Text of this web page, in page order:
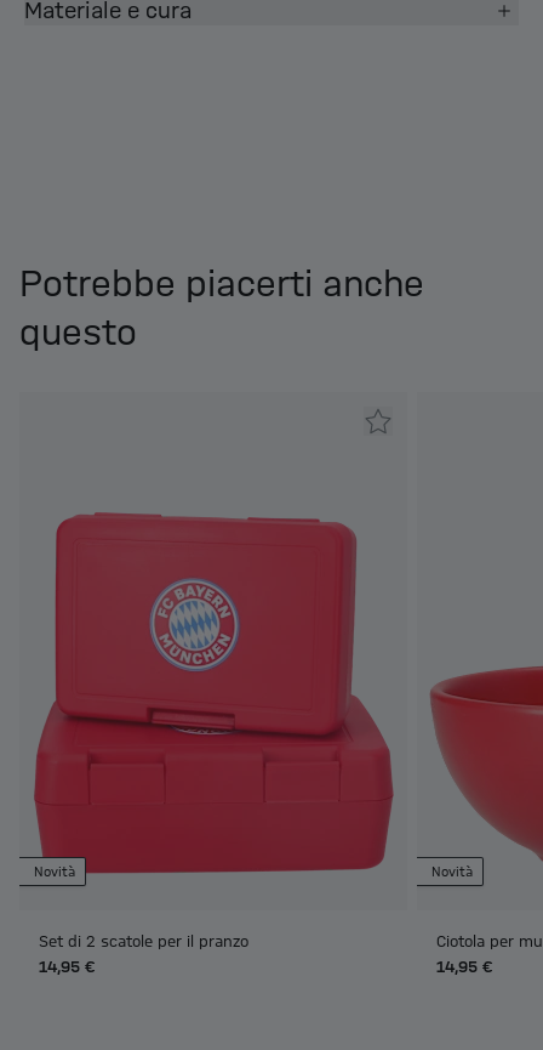
Materiale e cura
Potrebbe piacerti anche
questo
Novità
Set di 2 scatole per il pranzo
14,95 €
Novità
Ciotola per
14,95 €